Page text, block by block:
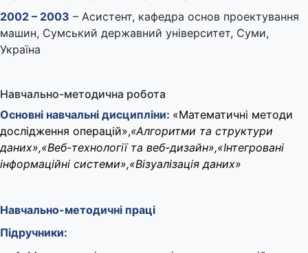
2002 – 2003 – Асистент, кафедра основ проектування
машин, Сумський державний університет, Суми,
Україна
Навчально-методична робота
Основні навчальні дисципліни: «Математичні методи
дослідження операцій»,«Алгоритми та структури
даних»,«Веб-технології та веб-дизайн»,«Інтегровані
інформаційні системи»,«Візуалізація даних»
Навчально-методичні праці
Підручники: